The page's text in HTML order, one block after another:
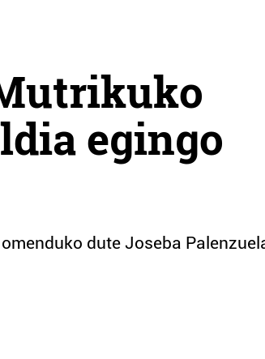
egingo
dute Joseba